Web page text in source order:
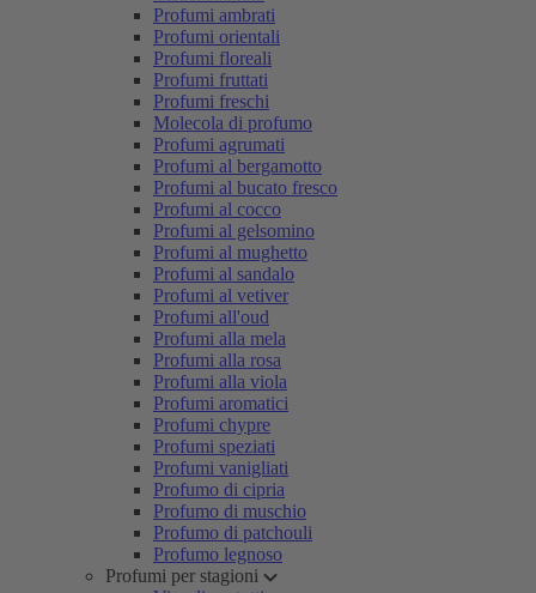
Profumi ambrati
Profumi orientali
Profumi floreali
Profumi fruttati
Profumi freschi
Molecola di profumo
Profumi agrumati
Profumi al bergamotto
Profumi al bucato fresco
Profumi al cocco
Profumi al gelsomino
Profumi al mughetto
Profumi al sandalo
Profumi al vetiver
Profumi all'oud
Profumi alla mela
Profumi alla rosa
Profumi alla viola
Profumi aromatici
Profumi chypre
Profumi speziati
Profumi vanigliati
Profumo di cipria
Profumo di muschio
Profumo di patchouli
Profumo legnoso
Profumi per stagioni